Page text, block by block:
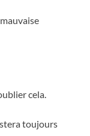
cela.
toujours